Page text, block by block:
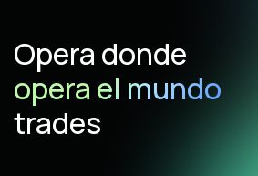
Opera donde
opera el mundo
trades